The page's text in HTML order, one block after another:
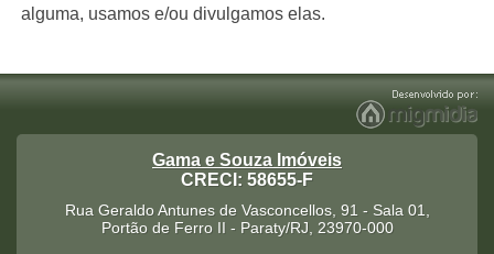
alguma, usamos e/ou divulgamos elas.
Gama e Souza Imóveis
CRECI: 58655-F
Rua Geraldo Antunes de Vasconcellos, 91 - Sala 01,
Portão de Ferro II - Paraty/RJ 23970-000